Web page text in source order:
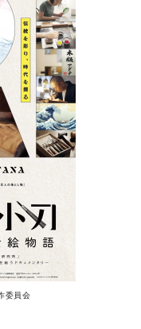
委員会